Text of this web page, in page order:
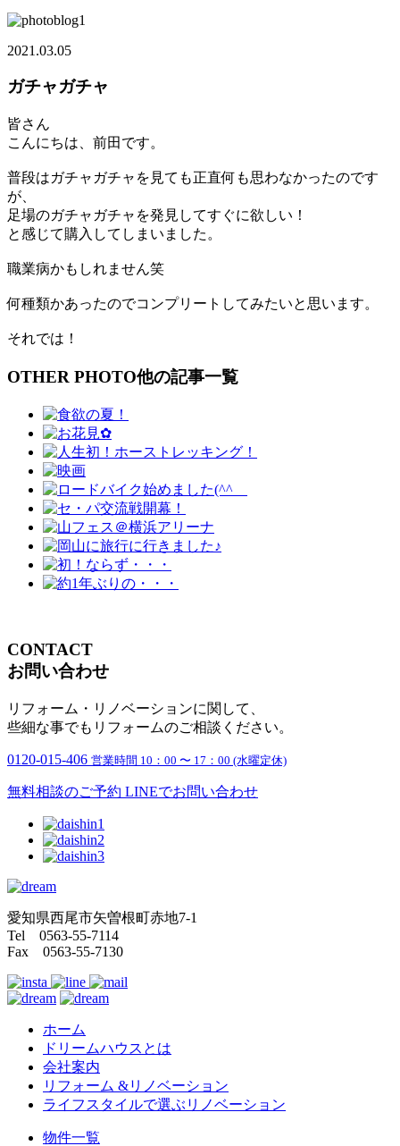
2021.03.05
ガチャガチャ
皆さん
こんにちは、前田です。
普段はガチャガチャを見ても正直何も思わなかったのです
が、
足場のガチャガチャを発見してすぐに欲しい！
と感じて購入してしまいました。
職業病かもしれません笑
何種類かあったのでコンプリートしてみたいと思います。
それでは！
OTHER PHOTO他の記事一覧
CONTACT
お問い合わせ
リフォーム・リノベーションに関して、
些細な事でもリフォームのご相談ください。
0120-015-406 営業時間 10：00 〜 17：00 (水曜定休)
無料相談のご予約 LINEでお問い合わせ
愛知県西尾市矢曽根町赤地7-1
Tel 0563-55-7114
Fax 0563-55-7130
ホーム
ドリームハウスとは
会社案内
リフォーム &リノベーション
ライフスタイルで選ぶリノベーション
物件一覧